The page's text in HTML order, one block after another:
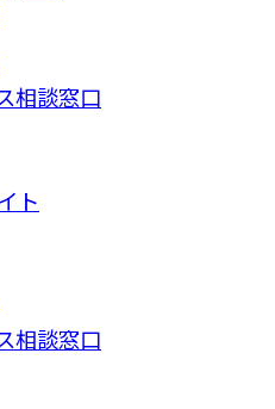
相談窓⼝
ト
相談窓⼝